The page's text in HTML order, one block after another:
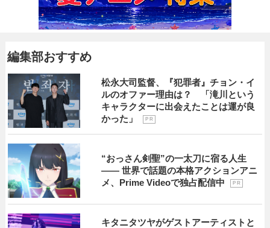
編集部おすすめ
松永大司監督、『犯罪者』チョン・イ
ルのオファー理由は？ 「滝川という
キャラクターに出会えたことは運が良
かった」
P R
“おっさん剣聖”の一太刀に宿る人生
―― 世界で話題の本格アクションアニ
メ、Prime Videoで独占配信中
P R
キタニタツヤがゲストアーティストと